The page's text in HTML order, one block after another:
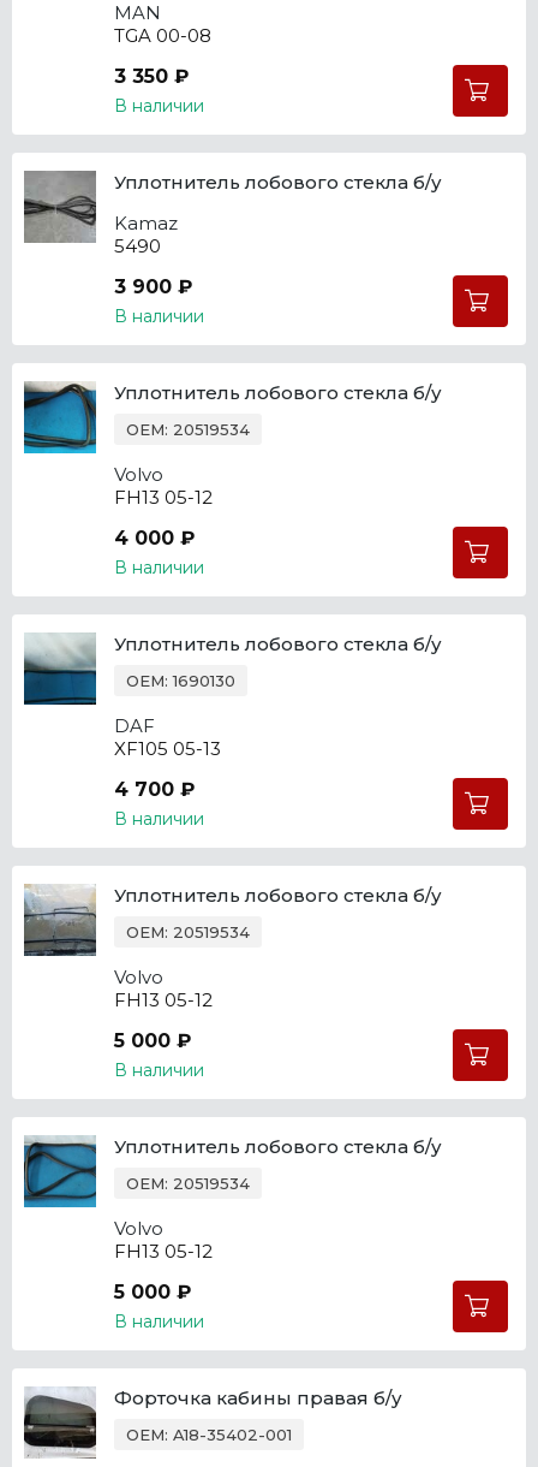
MAN
TGA 00-08
3 350 ₽
В наличии
Уплотнитель лобового стекла б/у
Kamaz
5490
3 900 ₽
В наличии
Уплотнитель лобового стекла б/у
OEM: 20519534
Volvo
FH13 05-12
4 000 ₽
В наличии
Уплотнитель лобового стекла б/у
OEM: 1690130
DAF
XF105 05-13
4 700 ₽
В наличии
Уплотнитель лобового стекла б/у
OEM: 20519534
Volvo
FH13 05-12
5 000 ₽
В наличии
Уплотнитель лобового стекла б/у
OEM: 20519534
Volvo
FH13 05-12
5 000 ₽
В наличии
Форточка кабины правая б/у
OEM: A18-35402-001